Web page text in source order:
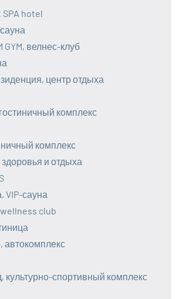
hotel
GYM, велнес-клуб
центр отдыха
комплекс
комплекс
здоровья и отдыха
VIP-сауна
wellness club
автокомплекс
культурно-спортивный комплекс